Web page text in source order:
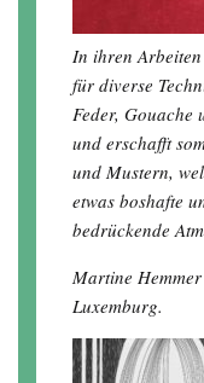
In ihren
für diverse
Feder, Gouache
und erschafft
und Mustern,
etwas boshafte
bedrückende
Martine
Luxemburg.